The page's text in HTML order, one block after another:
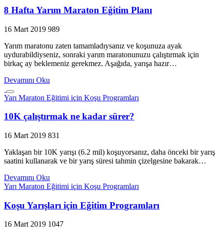
8 Hafta Yarım Maraton Eğitim Planı
16 Mart 2019 989
Yarım maratonu zaten tamamladıysanız ve koşunuza ayak
uydurabildiyseniz, sonraki yarım maratonunuzu çalıştırmak için
birkaç ay beklemeniz gerekmez. Aşağıda, yarışa hazır…
Devamını Oku
Yarı Maraton Eğitimi için Koşu Programları
10K çalıştırmak ne kadar sürer?
16 Mart 2019 831
Yaklaşan bir 10K yarışı (6.2 mil) koşuyorsanız, daha önceki bir yarış
saatini kullanarak ve bir yarış süresi tahmin çizelgesine bakarak…
Devamını Oku
Yarı Maraton Eğitimi için Koşu Programları
Koşu Yarışları için Eğitim Programları
16 Mart 2019 1047